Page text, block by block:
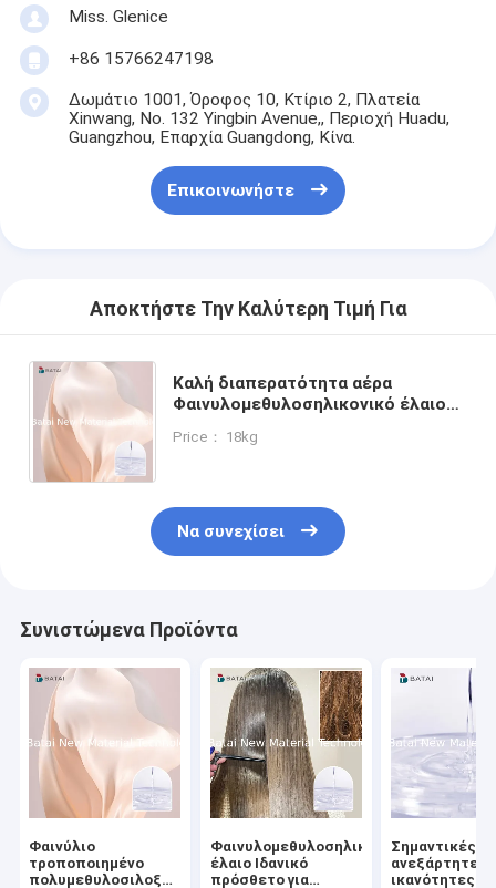
Miss. Glenice
+86 15766247198
Δωμάτιο 1001, Όροφος 10, Κτίριο 2, Πλατεία
Xinwang, No. 132 Yingbin Avenue,, Περιοχή Huadu,
Guangzhou, Επαρχία Guangdong, Κίνα.
Επικοινωνήστε
Αποκτήστε Την Καλύτερη Τιμή Για
Καλή διαπερατότητα αέρα
Φαινυλομεθυλοσηλικονικό έλαιο
συνταγές και βελτίωση της
Price： 18kg
Να συνεχίσει
Συνιστώμενα Προϊόντα
Φαινύλιο
τροποποιημένο
πολυμεθυλοσιλοξάνιο
Φαινυλομεθυλοσηλικονικό
έλαιο Ιδανικό
πρόσθετο για
Σημαντικές
ανεξάρτητες
ικανότητες